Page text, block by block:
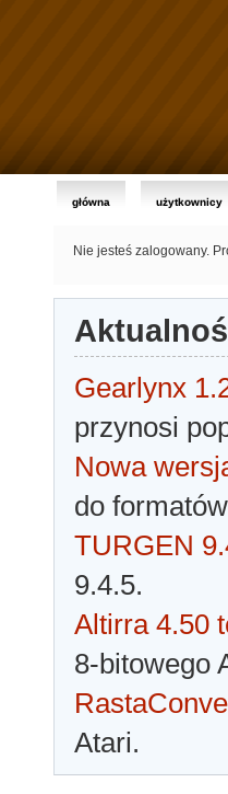
główna użytkownicy
Nie jesteś zalogowany.
Gearlynx
przynosi
Nowa
do
TURGEN
9.4.5.
Altirra 4.50
8-bitowego
Atari.